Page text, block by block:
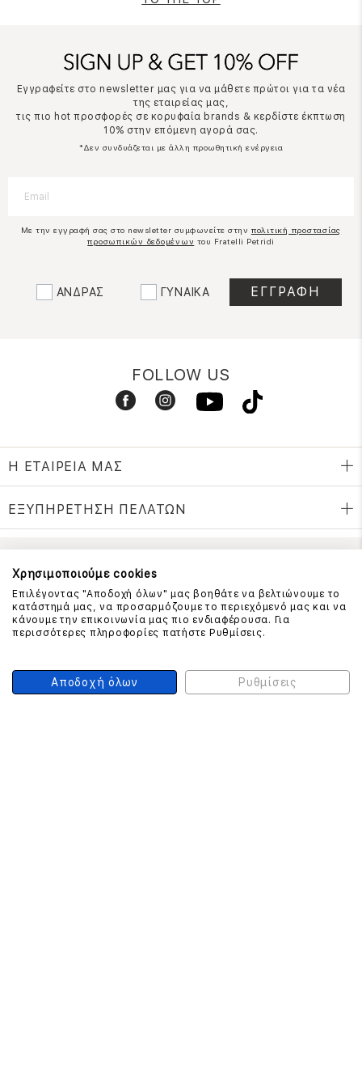
Εγγραφείτε στο newsletter μας για να μάθετε πρώτοι για τα νέα
της εταιρείας μας,
τις πιο hot προσφορές σε κορυφαία brands & κερδίστε έκπτωση
10% στην επόμενη αγορά σας.
*Δεν συνδυάζεται με άλλη προωθητική ενέργεια
Με την εγγραφή σας στο newsletter συμφωνείτε στην πολιτική προστασίας
προσωπικών δεδομένων του Fratelli Petridi
ΑΝΔΡΑΣ ΓΥΝΑΙΚΑ
FOLLOW US
Η ΕΤΑΙΡΕΙΑ ΜΑΣ
ΕΞΥΠΗΡΕΤΗΣΗ ΠΕΛΑΤΩΝ
ΕΠΙΚΟΙΝΩΝΗΣΤΕ ΜΑΖΙ ΜΑΣ
210 999 4510
(Χρεώση μια αστική μονάδα από σταθερό)
ΑΣΦΑΛΕΙΑ ΣΥΝΑΛΛΑΓΩΝ
Χρησιμοποιούμε cookies
Επιλέγοντας "Αποδοχή όλων" μας βοηθάτε να βελτιώνουμε το
κατάστημά μας, να προσαρμόζουμε το περιεχόμενό μας και να
κάνουμε την επικοινωνία μας πιο ενδιαφέρουσα. Για
περισσότερες πληροφορίες πατήστε Ρυθμίσεις.
Αποδοχή όλων Ρυθμίσεις